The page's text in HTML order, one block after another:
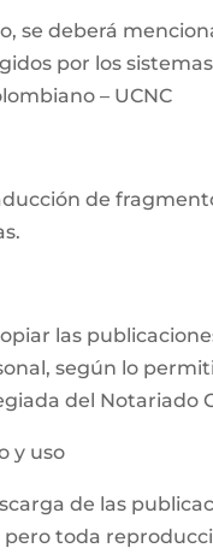
se deberá
por los
– UCNC
de
las
según lo
del Notariado
y uso
de las
toda